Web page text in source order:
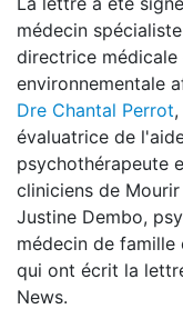
médecin
directrice médicale
environnementale
Dre Chantal Perrot
évaluatrice de
psychothérapeute
cliniciens de
Justine Dembo,
médecin de famille
qui ont écrit la
News.